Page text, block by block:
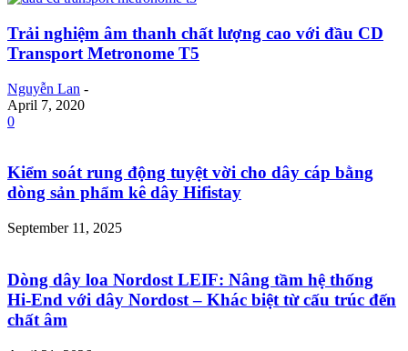
Trải nghiệm âm thanh chất lượng cao với đầu CD
Transport Metronome T5
Nguyễn Lan -
April 7, 2020
0
Kiểm soát rung động tuyệt vời cho dây cáp bằng
dòng sản phẩm kê dây Hifistay
September 11, 2025
Dòng dây loa Nordost LEIF: Nâng tầm hệ thống
Hi-End với dây Nordost – Khác biệt từ cấu trúc đến
chất âm